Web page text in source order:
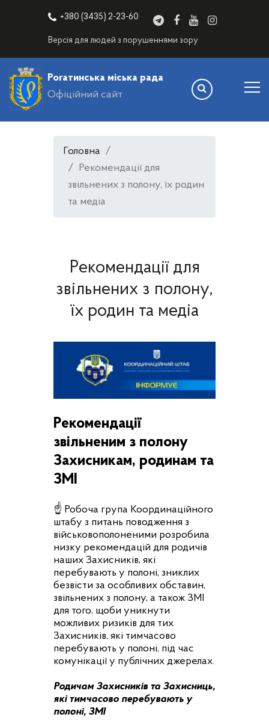
+380 (3435) 2-23-60
Версія для людей з порушеннями зору
Рогатинська міська рада
Офіційний сайт
Головна
Рекомендації для
звільнених з полону, їх родин
та медіа
Рекомендації для
звільнених з полону,
їх родин та медіа
Рекомендації
звільненим з полону
Захисникам, родинам та
ЗМІ
☝ Робоча група Координаційного
штабу з питань поводження з
військовополоненими розробила
низку рекомендацій для родичів
наших Захисників, які
перебувають у полоні, зниклих
безвісти за особливих обставин,
звільнених з полону, а також ЗМІ
для того, щоби уникнути
можливих ризиків для тих
Захисників, які тимчасово
перебувають у полоні, під час
комунікації у публічних джерелах.
Родичам Захисників та Захисниць,
які тимчасово перебувають у
полоні, ЗМІ